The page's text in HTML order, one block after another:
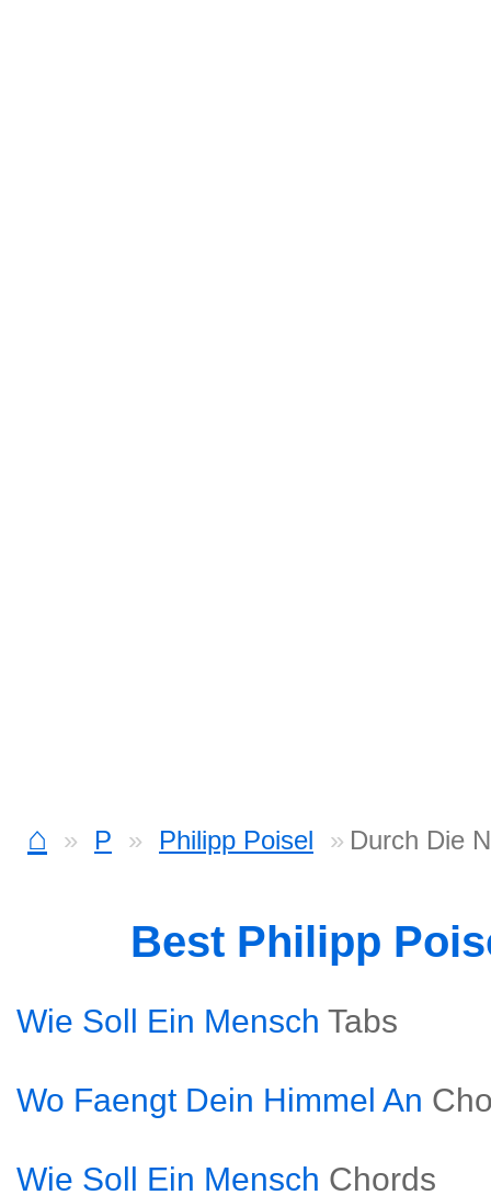
⌂ P Philipp Poisel Durch Die
Best Philipp
Wie Soll Ein Mensch Tabs
Wo Faengt Dein Himmel An
Wie Soll Ein Mensch Chords